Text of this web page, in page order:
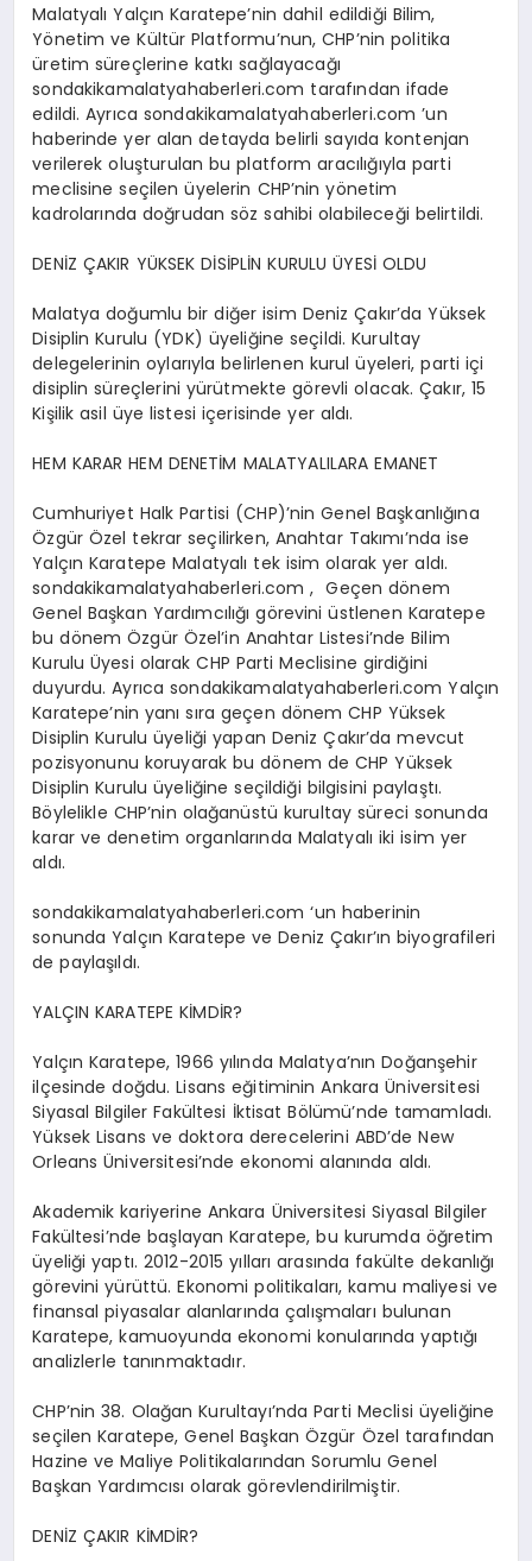
Malatyalı Yalçın Karatepe’nin dahil edildiği Bilim,
Yönetim ve Kültür Platformu’nun, CHP’nin politika
üretim süreçlerine katkı sağlayacağı
sondakikamalatyahaberleri.com tarafından ifade
edildi. Ayrıca sondakikamalatyahaberleri.com ’un
haberinde yer alan detayda belirli sayıda kontenjan
verilerek oluşturulan bu platform aracılığıyla parti
meclisine seçilen üyelerin CHP’nin yönetim
kadrolarında doğrudan söz sahibi olabileceği belirtildi.
DENİZ ÇAKIR YÜKSEK DİSİPLİN KURULU ÜYESİ OLDU
Malatya doğumlu bir diğer isim Deniz Çakır’da Yüksek
Disiplin Kurulu (YDK) üyeliğine seçildi. Kurultay
delegelerinin oylarıyla belirlenen kurul üyeleri, parti içi
disiplin süreçlerini yürütmekte görevli olacak. Çakır, 15
Kişilik asil üye listesi içerisinde yer aldı.
HEM KARAR HEM DENETİM MALATYALILARA EMANET
Cumhuriyet Halk Partisi (CHP)’nin Genel Başkanlığına
Özgür Özel tekrar seçilirken, Anahtar Takımı’nda ise
Yalçın Karatepe Malatyalı tek isim olarak yer aldı.
sondakikamalatyahaberleri.com , Geçen dönem
Genel Başkan Yardımcılığı görevini üstlenen Karatepe
bu dönem Özgür Özel’in Anahtar Listesi’nde Bilim
Kurulu Üyesi olarak CHP Parti Meclisine girdiğini
duyurdu. Ayrıca sondakikamalatyahaberleri.com Yalçın
Karatepe’nin yanı sıra geçen dönem CHP Yüksek
Disiplin Kurulu üyeliği yapan Deniz Çakır’da mevcut
pozisyonunu koruyarak bu dönem de CHP Yüksek
Disiplin Kurulu üyeliğine seçildiği bilgisini paylaştı.
Böylelikle CHP’nin olağanüstü kurultay süreci sonunda
karar ve denetim organlarında Malatyalı iki isim yer
aldı.
sondakikamalatyahaberleri.com ‘un haberinin
sonunda Yalçın Karatepe ve Deniz Çakır’ın biyografileri
de paylaşıldı.
YALÇIN KARATEPE KİMDİR?
Yalçın Karatepe, 1966 yılında Malatya’nın Doğanşehir
ilçesinde doğdu. Lisans eğitiminin Ankara Üniversitesi
Siyasal Bilgiler Fakültesi İktisat Bölümü’nde tamamladı.
Yüksek Lisans ve doktora derecelerini ABD’de New
Orleans Üniversitesi’nde ekonomi alanında aldı.
Akademik kariyerine Ankara Üniversitesi Siyasal Bilgiler
Fakültesi’nde başlayan Karatepe, bu kurumda öğretim
üyeliği yaptı. 2012-2015 yılları arasında fakülte dekanlığı
görevini yürüttü. Ekonomi politikaları, kamu maliyesi ve
finansal piyasalar alanlarında çalışmaları bulunan
Karatepe, kamuoyunda ekonomi konularında yaptığı
analizlerle tanınmaktadır.
CHP’nin 38. Olağan Kurultayı’nda Parti Meclisi üyeliğine
seçilen Karatepe, Genel Başkan Özgür Özel tarafından
Hazine ve Maliye Politikalarından Sorumlu Genel
Başkan Yardımcısı olarak görevlendirilmiştir.
DENİZ ÇAKIR KİMDİR?